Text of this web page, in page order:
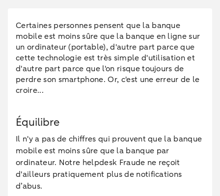
Certaines personnes pensent que la banque
mobile est moins sûre que la banque en ligne sur
un ordinateur (portable), d'autre part parce que
cette technologie est très simple d'utilisation et
d'autre part parce que l'on risque toujours de
perdre son smartphone. Or, c'est une erreur de le
croire...
Équilibre
Il n'y a pas de chiffres qui prouvent que la banque
mobile est moins sûre que la banque par
ordinateur. Notre helpdesk Fraude ne reçoit
d'ailleurs pratiquement plus de notifications
d’abus.